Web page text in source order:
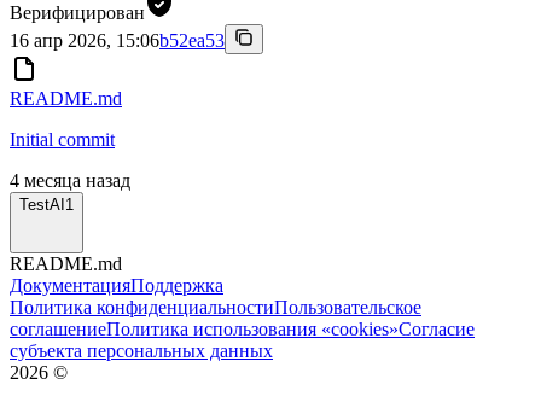
Верифицирован
16 апр 2026, 15:06b52ea53
README.md
Initial commit
4 месяца назад
TestAI1
README.md
ДокументацияПоддержка
Политика конфиденциальностиПользовательское
соглашениеПолитика использования «cookies»Согласие
субъекта персональных данных
2026 ©